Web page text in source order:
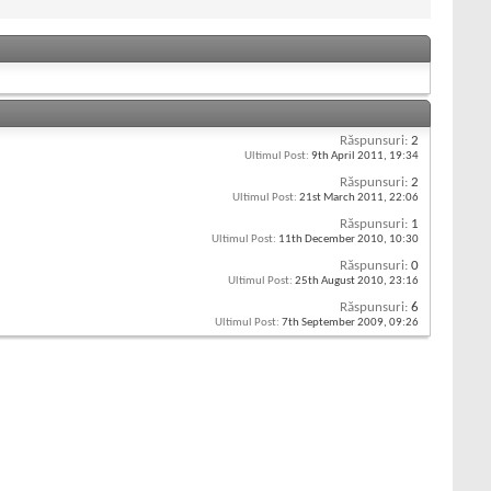
Răspunsuri: 2
Ultimul Post: 9th April 2011, 19:34
Răspunsuri: 2
Ultimul Post: 21st March 2011, 22:06
Răspunsuri: 1
Ultimul Post: 11th December 2010, 10:30
Răspunsuri: 0
Ultimul Post: 25th August 2010, 23:16
Răspunsuri: 6
Ultimul Post: 7th September 2009, 09:26